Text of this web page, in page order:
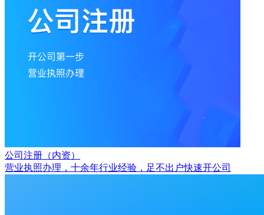
公司注册（内资）
营业执照办理，十余年行业经验，足不出户快速开公司